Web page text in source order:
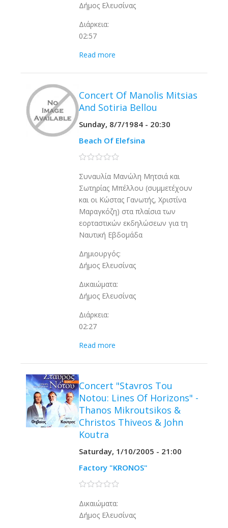
Δήμος Ελευσίνας
Διάρκεια:
02:57
Read more
Concert Of Manolis Mitsias
And Sotiria Bellou
Sunday, 8/7/1984 - 20:30
Beach Of Elefsina
0 stars
Συναυλία Μανώλη Μητσιά και
Σωτηρίας Μπέλλου (συμμετέχουν
και οι Κώστας Γανωτής, Χριστίνα
Μαραγκόζη) στα πλαίσια των
εορταστικών εκδηλώσεων για τη
Ναυτική Εβδομάδα
Δημιουργός:
Δήμος Ελευσίνας
Δικαιώματα:
Δήμος Ελευσίνας
Διάρκεια:
02:27
Read more
Concert "Stavros Tou
Notou: Lines Of Horizons" -
Thanos Mikroutsikos &
Christos Thiveos & John
Koutra
Saturday, 1/10/2005 - 21:00
Factory "KRONOS"
0 stars
Δικαιώματα:
Δήμος Ελευσίνας